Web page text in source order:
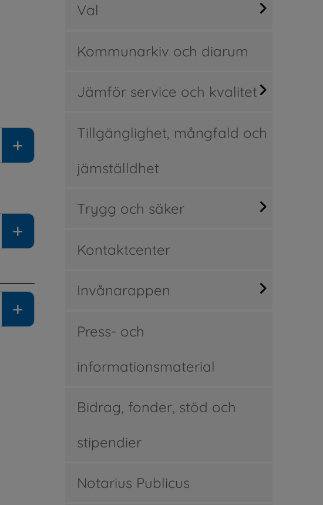
Val
Kommunarkiv och diarum
Jämför service och kvalitet
Tillgänglighet, mångfald och
jämställdhet
Trygg och säker
Kontaktcenter
Invånarappen
Press- och
informationsmaterial
Bidrag, fonder, stöd och
stipendier
Notarius Publicus